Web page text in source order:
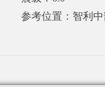
参考位置：智利